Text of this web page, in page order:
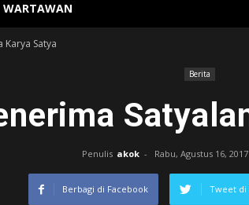
WARTAWAN
Karya Satya
Berita
Penulis akok - Rabu, Agustus 16,
Berbagi di Facebook Tweet